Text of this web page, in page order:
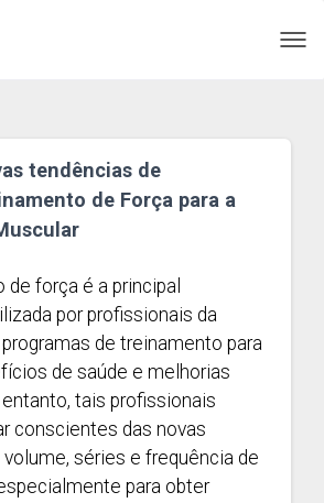
tendências de
de Força para a
força é a principal
por profissionais da
de treinamento para
de saúde e melhorias
tais profissionais
conscientes das novas
séries e frequência de
para obter